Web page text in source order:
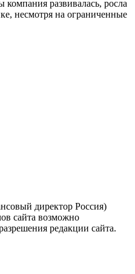
развивалась, росла
несмотря на ограниченные
директор Россия)
сайта возможно
редакции сайта.